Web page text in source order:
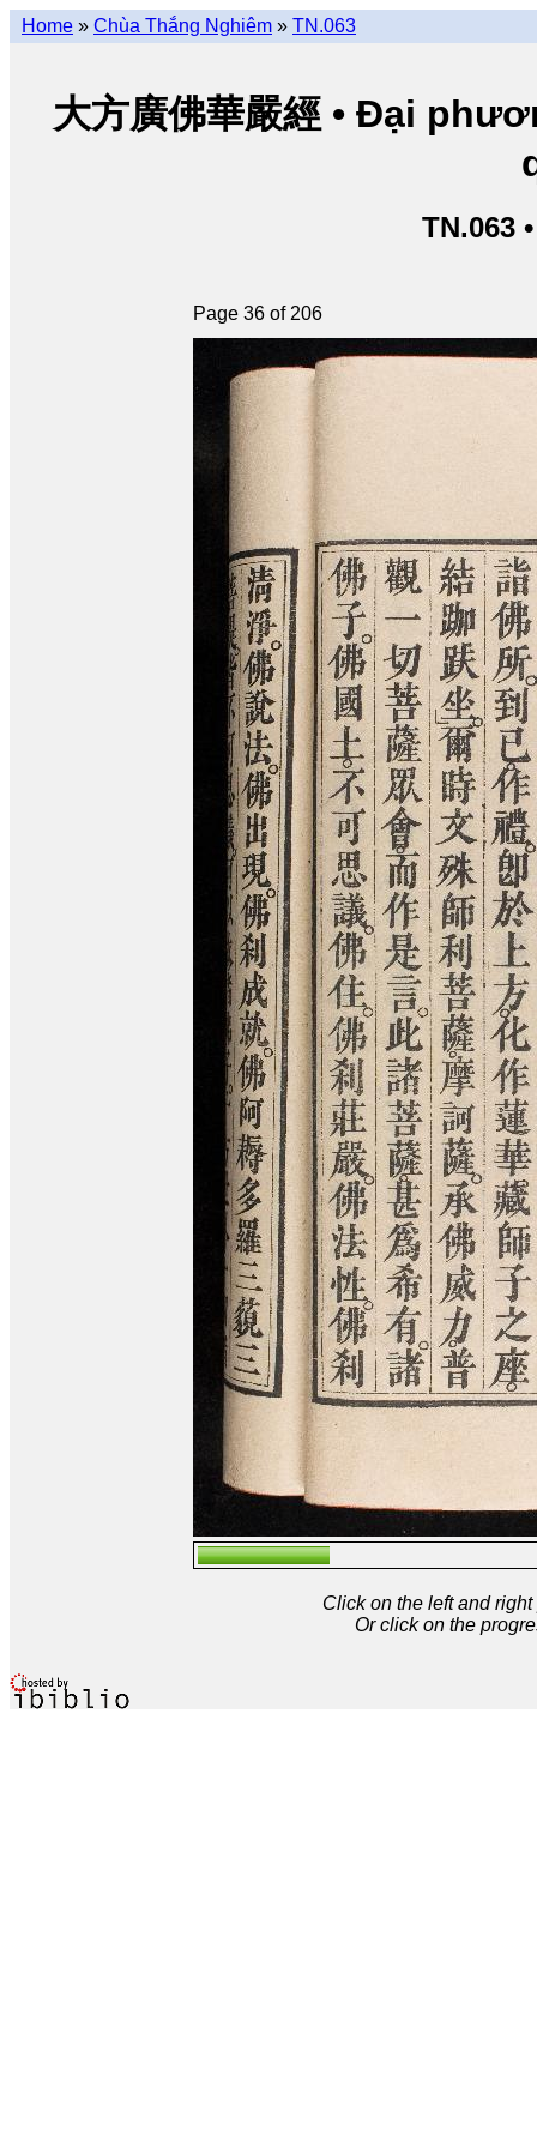
Home » Chùa Thắng Nghiêm » TN.063
大方廣佛華嚴經 • Đại
TN.063
Page 36 of 206
Click on the left and
Or click on the